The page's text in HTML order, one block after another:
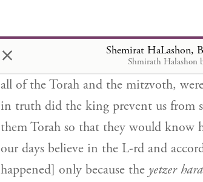
× Shemirat HaLashon,
Shmirath Halashon
to transgress even any of the
L-rd, who were protected by kings
all of the Torah and the mitzvoth,
in truth did the king prevent us from
them Torah so that they would know
our days believe in the L-rd and
happened] only because the yetzer hara